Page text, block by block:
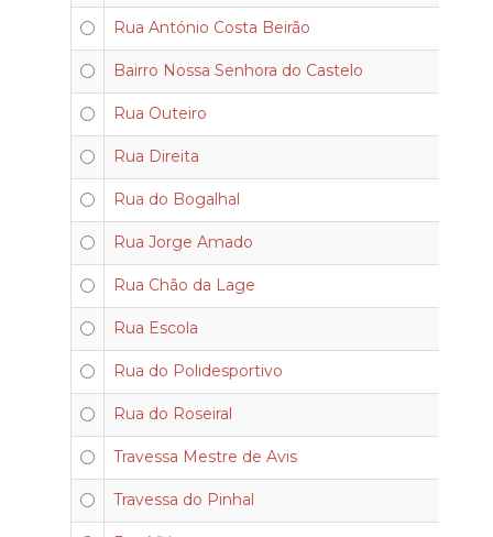
Rua António Costa Beirão
Bairro Nossa Senhora do Castelo
Rua Outeiro
Rua Direita
Rua do Bogalhal
Rua Jorge Amado
Rua Chão da Lage
Rua Escola
Rua do Polidesportivo
Rua do Roseiral
Travessa Mestre de Avis
Travessa do Pinhal